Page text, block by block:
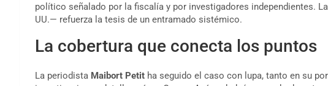
político señalado por la fiscalía y por investigadores independientes.
UU.— refuerza la tesis de un entramado sistémico.
La cobertura que conecta los puntos
La periodista Maibort Petit ha seguido el caso con lupa, tanto en su